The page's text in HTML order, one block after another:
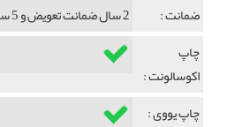
ضمانت :
2 سال ضمانت تعویض و 5 سال ضمانت ماندگاری
چاپ
اکوسالونت :
چاپ یووی :